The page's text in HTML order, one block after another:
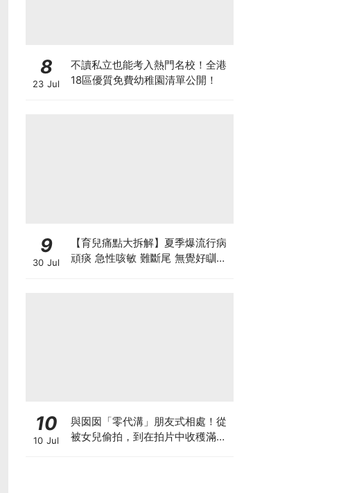
8
23 Jul
不讀私立也能考入熱門名校！全港
18區優質免費幼稚園清單公開！
9
30 Jul
【育兒痛點大拆解】夏季爆流行病
頑痰 急性咳敏 難斷尾 無覺好瞓？
10
10 Jul
與囡囡「零代溝」朋友式相處！從
被女兒偷拍，到在拍片中收穫滿足